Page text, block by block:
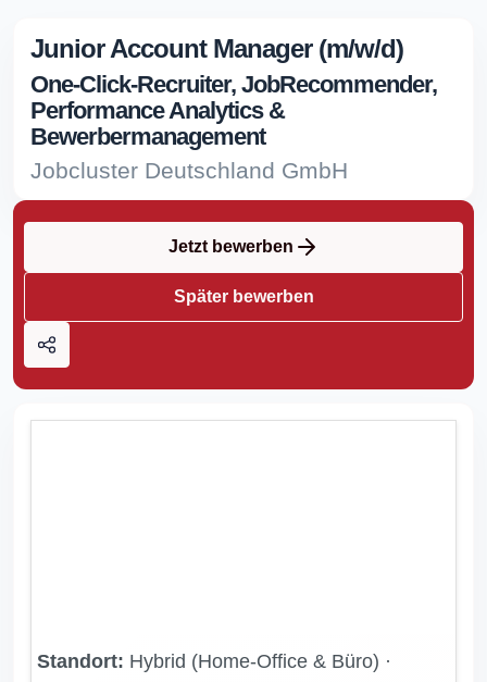
Junior Account Manager (m/w/d)
One-Click-Recruiter, JobRecommender,
Performance Analytics &
Bewerbermanagement
Jobcluster Deutschland GmbH
Jetzt bewerben
Später bewerben
Standort: Hybrid (Home-Office & Büro) ·